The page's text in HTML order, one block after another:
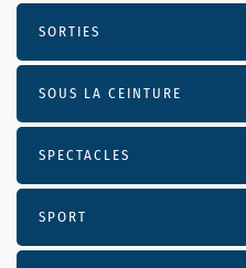
SORTIES
SOUS LA CEINTURE
SPECTACLES
SPORT